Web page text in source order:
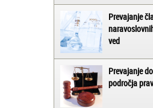
Prevajanje
ved
Prevajanje
področja